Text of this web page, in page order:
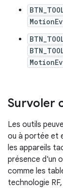
Survoler
Les outils
ou à portée et
les appareils
présence d'un
comme les
technologie